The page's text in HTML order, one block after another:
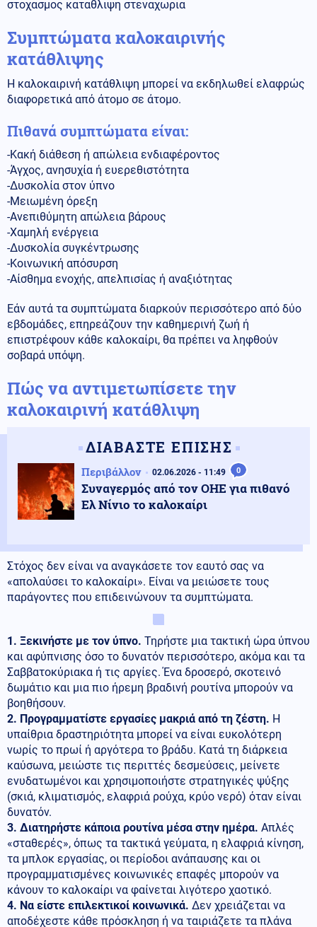
στοχασμος καταθλιψη στεναχωρια
Συμπτώματα καλοκαιρινής
κατάθλιψης
Η καλοκαιρινή κατάθλιψη μπορεί να εκδηλωθεί ελαφρώς
διαφορετικά από άτομο σε άτομο.
Πιθανά συμπτώματα είναι:
-Κακή διάθεση ή απώλεια ενδιαφέροντος
-Άγχος, ανησυχία ή ευερεθιστότητα
-Δυσκολία στον ύπνο
-Μειωμένη όρεξη
-Ανεπιθύμητη απώλεια βάρους
-Χαμηλή ενέργεια
-Δυσκολία συγκέντρωσης
-Κοινωνική απόσυρση
-Αίσθημα ενοχής, απελπισίας ή αναξιότητας
Εάν αυτά τα συμπτώματα διαρκούν περισσότερο από δύο
εβδομάδες, επηρεάζουν την καθημερινή ζωή ή
επιστρέφουν κάθε καλοκαίρι, θα πρέπει να ληφθούν
σοβαρά υπόψη.
Πώς να αντιμετωπίσετε την
καλοκαιρινή κατάθλιψη
ΔΙΑΒΑΣΤΕ ΕΠΙΣΗΣ
Περιβάλλον 02.06.2026 - 11:49 0
Συναγερμός από τον ΟΗΕ για πιθανό
Ελ Νίνιο το καλοκαίρι
Στόχος δεν είναι να αναγκάσετε τον εαυτό σας να
«απολαύσει το καλοκαίρι». Είναι να μειώσετε τους
παράγοντες που επιδεινώνουν τα συμπτώματα.
1. Ξεκινήστε με τον ύπνο. Τηρήστε μια τακτική ώρα ύπνου
και αφύπνισης όσο το δυνατόν περισσότερο, ακόμα και τα
Σαββατοκύριακα ή τις αργίες. Ένα δροσερό, σκοτεινό
δωμάτιο και μια πιο ήρεμη βραδινή ρουτίνα μπορούν να
βοηθήσουν.
2. Προγραμματίστε εργασίες μακριά από τη ζέστη. Η
υπαίθρια δραστηριότητα μπορεί να είναι ευκολότερη
νωρίς το πρωί ή αργότερα το βράδυ. Κατά τη διάρκεια
καύσωνα, μειώστε τις περιττές δεσμεύσεις, μείνετε
ενυδατωμένοι και χρησιμοποιήστε στρατηγικές ψύξης
(σκιά, κλιματισμός, ελαφριά ρούχα, κρύο νερό) όταν είναι
δυνατόν.
3. Διατηρήστε κάποια ρουτίνα μέσα στην ημέρα. Απλές
«σταθερές», όπως τα τακτικά γεύματα, η ελαφριά κίνηση,
τα μπλοκ εργασίας, οι περίοδοι ανάπαυσης και οι
προγραμματισμένες κοινωνικές επαφές μπορούν να
κάνουν το καλοκαίρι να φαίνεται λιγότερο χαοτικό.
4. Να είστε επιλεκτικοί κοινωνικά. Δεν χρειάζεται να
αποδέχεστε κάθε πρόσκληση ή να ταιριάζετε τα πλάνα